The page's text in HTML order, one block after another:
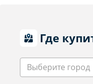
Где
Выберите город